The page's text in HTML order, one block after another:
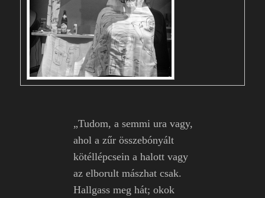
„Tudom, a semmi ura vagy,
ahol a zűr összebónyált
kötéllépcsein a halott vagy
az elborult mászhat csak.
Hallgass meg hát; okok